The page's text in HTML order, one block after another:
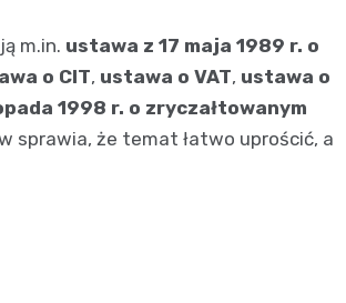
m.in. ustawa z 17 maja 1989 r. o
o CIT, ustawa o VAT, ustawa o
1998 r. o zryczałtowanym
sprawia, że temat łatwo uprościć, a